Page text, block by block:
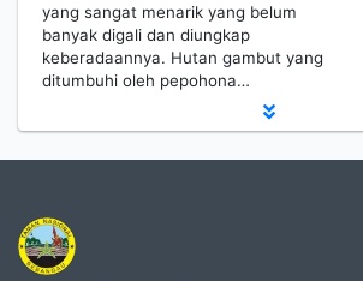
yang sangat menarik yang belum
banyak digali dan diungkap
keberadaannya. Hutan gambut yang
ditumbuhi oleh pepohona…